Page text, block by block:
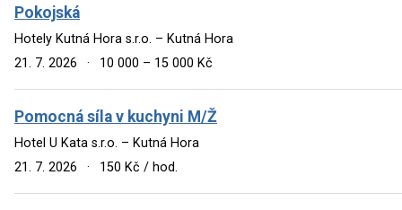
Pokojská
Hotely Kutná Hora s.r.o. – Kutná Hora
21. 7. 2026
· 10 000 – 15 000 Kč
Pomocná síla v kuchyni M/Ž
Hotel U Kata s.r.o. – Kutná Hora
21. 7. 2026
· 150 Kč / hod.